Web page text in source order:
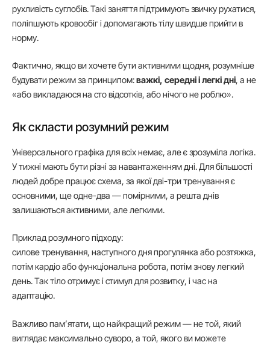
рухливість суглобів. Такі заняття підтримують звичку рухатися,
поліпшують кровообіг і допомагають тілу швидше прийти в
норму.
Фактично, якщо ви хочете бути активними щодня, розумніше
будувати режим за принципом:важкі, середні і легкі дні, а не
«або викладаюся на сто відсотків, або нічого не роблю».
Як скласти розумний режим
Універсального графіка для всіх немає, але є зрозуміла логіка.
У тижні мають бути різні за навантаженням дні. Для більшості
людей добре працює схема, за якої дві-три тренування є
основними, ще одне-два — помірними, а решта днів
залишаються активними, але легкими.
Приклад розумного підходу:
силове тренування, наступного дня прогулянка або розтяжка,
потім кардіо або функціональна робота, потім знову легкий
день. Так тіло отримує і стимул для розвитку, і час на
адаптацію.
Важливо пам’ятати, що найкращий режим — не той, який
виглядає максимально суворо, а той, якого ви можете